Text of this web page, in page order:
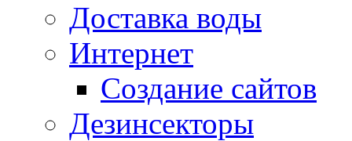
Доставка воды
Интернет
Создание сайтов
Дезинсекторы